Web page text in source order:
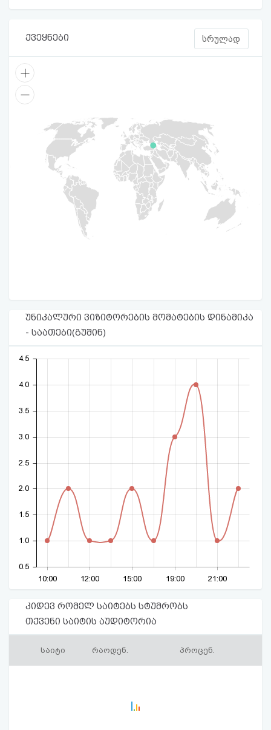
ქვეყნები სრულად
უნიკალური ვიზიტორების მომატების დინამიკა
- საათები(გუშინ)
10:00 12:00 15:00 19:00 21:00
0.5
1.0
1.5
2.0
2.5
3.0
3.5
4.0
4.5
კიდევ რომელ საიტებს სტუმრობს
თქვენი საიტის აუდიტორია
საიტი რაოდენ. პროცენ.